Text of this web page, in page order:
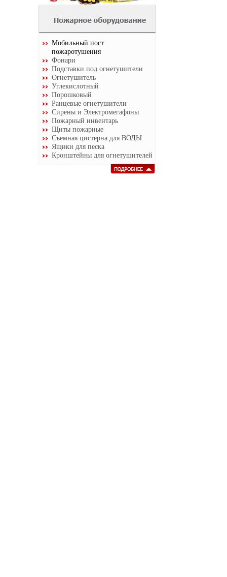
Мобильный пост
пожаротушения
Фонари
Подставки под огнетушители
Огнетушитель
Углекислотный
Порошковый
Ранцевые огнетушители
Сирены и Электромегафоны
Пожарный инвентарь
Щиты пожарные
Съемная цистерна для ВОДЫ
Ящики для песка
Кронштейны для огнетушителей